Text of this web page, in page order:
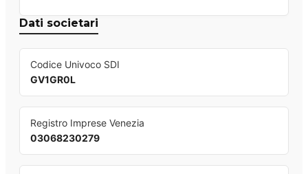
Dati societari
Codice Univoco SDI
GV1GR0L
Registro Imprese Venezia
03068230279